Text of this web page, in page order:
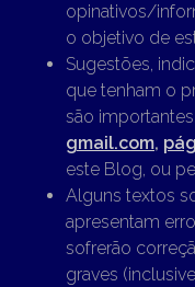
opinativos/
o objetivo de
Sugestões,
que tenham o
são
gmail.com,
este Blog, ou
Alguns textos
apresentam
sofrerão
graves